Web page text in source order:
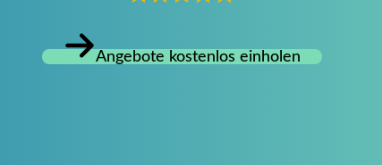
Angebote kostenlos einholen